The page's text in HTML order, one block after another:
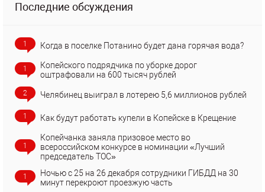
Последние обсуждения
1 Когда в поселке Потанино будет дана горячая вода?
1
Копейского подрядчика по уборке дорог
оштрафовали на 600 тысяч рублей
2 Челябинец выиграл в лотерею 5,6 миллионов рублей
1 Как будут работать купели в Копейске в Крещение
1
Копейчанка заняла призовое место во
всероссийском конкурсе в номинации «Лучший
председатель ТОС»
1
Ночью с 25 на 26 декабря сотрудники ГИБДД на 30
минут перекроют проезжую часть